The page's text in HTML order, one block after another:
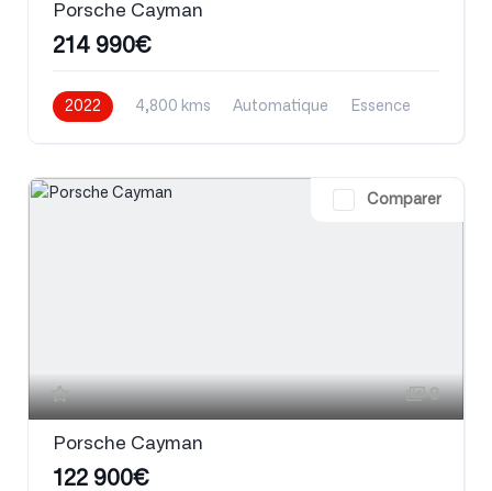
Porsche Cayman
214 990€
2022 4,800 kms Automatique Essence
Comparer
8
Porsche Cayman
122 900€